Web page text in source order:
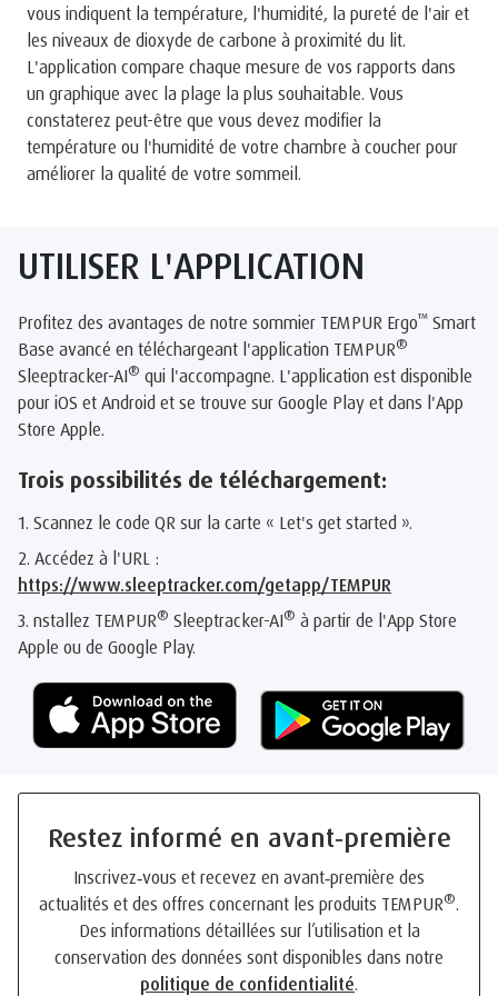
vous indiquent la température, l'humidité, la pureté de l'air et
les niveaux de dioxyde de carbone à proximité du lit.
L'application compare chaque mesure de vos rapports dans
un graphique avec la plage la plus souhaitable. Vous
constaterez peut-être que vous devez modifier la
température ou l'humidité de votre chambre à coucher pour
améliorer la qualité de votre sommeil.
UTILISER L'APPLICATION
Profitez des avantages de notre sommier TEMPUR Ergo™ Smart
Base avancé en téléchargeant l'application TEMPUR®
Sleeptracker-AI® qui l'accompagne. L'application est disponible
pour iOS et Android et se trouve sur Google Play et dans l'App
Store Apple.
Trois possibilités de téléchargement:
1. Scannez le code QR sur la carte « Let's get started ».
2. Accédez à l'URL :
https://www.sleeptracker.com/getapp/TEMPUR
3. nstallez TEMPUR® Sleeptracker-AI® à partir de l'App Store
Apple ou de Google Play.
Restez informé en avant‑première
Inscrivez‑vous et recevez en avant‑première des
actualités et des offres concernant les produits TEMPUR®.
Des informations détaillées sur l’utilisation et la
conservation des données sont disponibles dans notre
politique de confidentialité.